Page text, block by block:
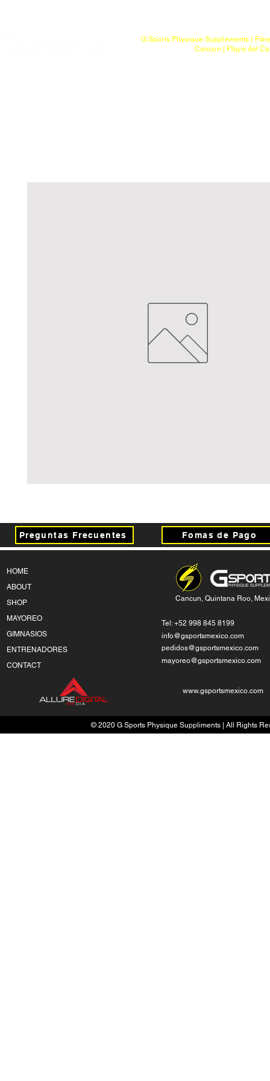
G Sports Physique Supplements |
Cancun | Playa del
Preguntas Frecuentes Fomas de Pago
HOME
ABOUT
SHOP
MAYOREO
GIMNASIOS
ENTRENADORES
CONTACT
Cancun, Quintana Roo,
Tel: +52 998 845 8199
info@gsportsmexico.com
pedidos@gsportsmexico.com
mayoreo@gsportsmexico.com
www.gsportsmexico.com
© 2020 G Sports Physique Suppliments | All Rights